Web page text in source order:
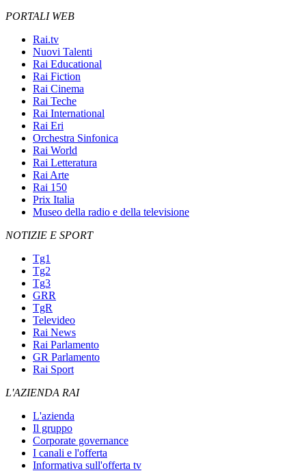
PORTALI WEB
Rai.tv
Nuovi Talenti
Rai Educational
Rai Fiction
Rai Cinema
Rai Teche
Rai International
Rai Eri
Orchestra Sinfonica
Rai World
Rai Letteratura
Rai Arte
Rai 150
Prix Italia
Museo della radio e della televisione
NOTIZIE E SPORT
Tg1
Tg2
Tg3
GRR
TgR
Televideo
Rai News
Rai Parlamento
GR Parlamento
Rai Sport
L'AZIENDA RAI
L'azienda
Il gruppo
Corporate governance
I canali e l'offerta
Informativa sull'offerta tv